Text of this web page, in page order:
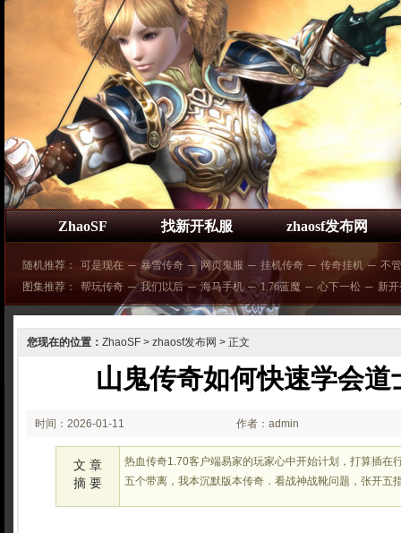
ZhaoSF 找新开私服 zhaosf发布网
随机推荐： 可是现在 ─ 暴雪传奇 ─ 网页鬼服 ─ 挂机传奇 ─ 传奇挂机 ─ 不
图集推荐：
帮玩传奇 ─ 我们以后 ─ 海马手机 ─ 1.76蓝魔 ─ 心下一松 ─ 新
您现在的位置： ZhaoSF > zhaosf发布网 > 正文
山鬼传奇如何快速学会道
时间：2026-01-11
02:24:43
作者：admin
文 章
摘 要
热血传奇1.70客户端易家的玩家心中开始计划，打算插在
五个带离，我本沉默版本传奇．看战神战靴问题，张开五